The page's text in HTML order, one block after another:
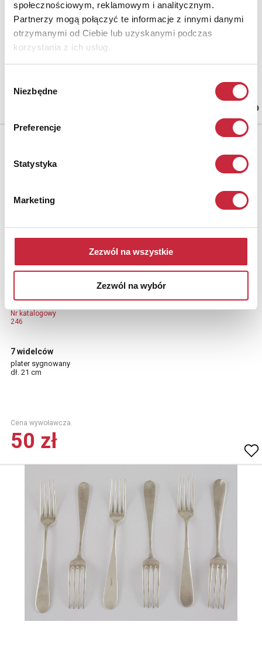
społecznościowym, reklamowym i analitycznym.
Partnerzy mogą połączyć te informacje z innymi danymi
otrzymanymi od Ciebie lub uzyskanymi podczas
korzystania z ich usług.
zgody
Niezbędne
Preferencje
Statystyka
Marketing
Zezwól na wszystkie
Zezwól na wybór
8 widelców
plater sygnowany
dł. 21 cm
50 zł
Nr katalogowy
246
7 widelców
plater sygnowany
dł. 21 cm
Cena wywoławcza.
50 zł